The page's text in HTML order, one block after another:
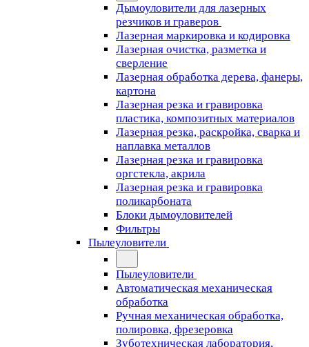
Дымоуловители для лазерных
резчиков и граверов
Лазерная маркировка и кодировка
Лазерная очистка, разметка и
сверление
Лазерная обработка дерева, фанеры,
картона
Лазерная резка и гравировка
пластика, композитных материалов
Лазерная резка, раскройка, сварка и
наплавка металлов
Лазерная резка и гравировка
оргстекла, акрила
Лазерная резка и гравировка
поликарбоната
Блоки дымоуловителей
Фильтры
Пылеуловители
Пылеуловители
Автоматическая механическая
обработка
Ручная механическая обработка,
полировка, фрезеровка
Зуботехническая лаборатория,